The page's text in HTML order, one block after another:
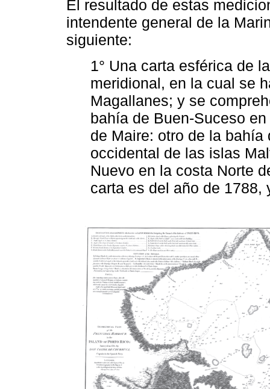
El resultado de estas
intendente general de la
siguiente:
1° Una carta esférica de
meridional, en la cual se
Magallanes; y se
bahía de Buen-Suceso
de Maire: otro de la
occidental de las islas
Nuevo en la costa Norte
carta es del año de 1788,